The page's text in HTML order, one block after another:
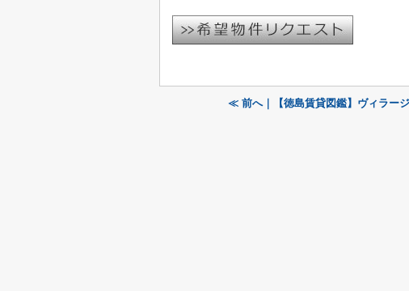
≪ 前へ｜【徳島賃貸図鑑】ヴィラー